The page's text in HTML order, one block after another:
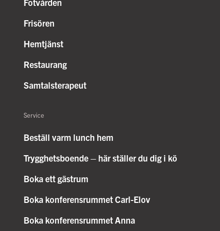
Frisören
Hemtjänst
Restaurang
Samtalsterapeut
Service
Beställ varm lunch hem
Trygghetsboende – här ställer du dig i kö
Boka ett gästrum
Boka konferensrummet Carl-Elov
Boka konferensrummet Anna